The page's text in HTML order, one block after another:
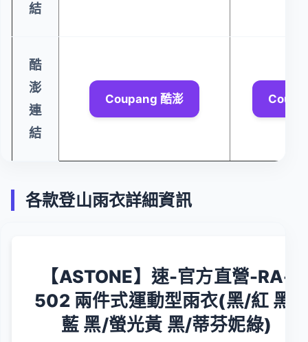
結
酷
澎
連
結
Coupang 酷澎
各款登山雨衣詳細資訊
【ASTONE】速-官方直營-RA-
502 兩件式運動型雨衣(黑/紅 黑/
藍 黑/螢光黃 黑/蒂芬妮綠)